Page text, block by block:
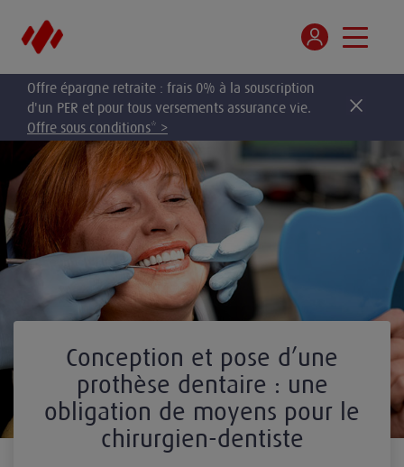
Offre épargne retraite : frais 0% à la souscription
d'un PER et pour tous versements assurance vie.
Offre sous conditions* >
Conception et pose d’une
prothèse dentaire : une
obligation de moyens pour le
chirurgien-dentiste